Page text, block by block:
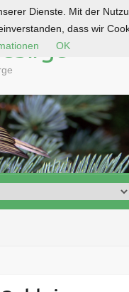
Dienste. Mit der
dass wir
OK